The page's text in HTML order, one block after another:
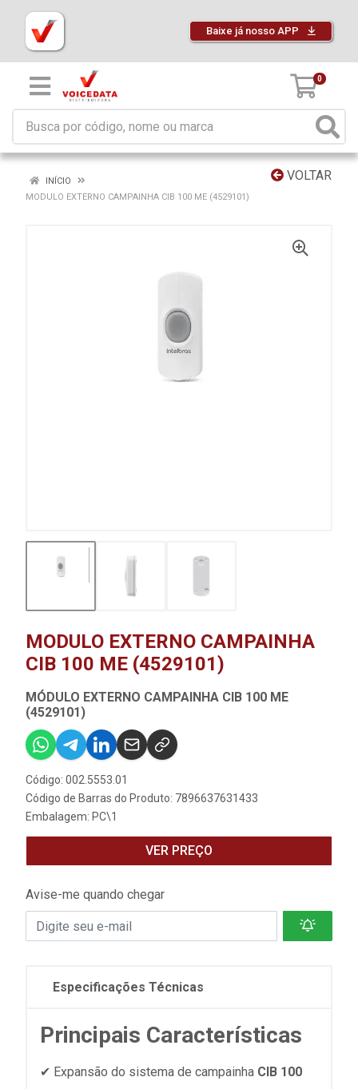
Baixe já nosso APP
0
VOLTAR
INÍCIO
MODULO EXTERNO CAMPAINHA CIB 100 ME (4529101)
MODULO EXTERNO CAMPAINHA
CIB 100 ME (4529101)
MÓDULO EXTERNO CAMPAINHA CIB 100 ME
(4529101)
Código: 002.5553.01
Código de Barras do Produto: 7896637631433
Embalagem: PC\1
VER PREÇO
Avise-me quando chegar
Especificações Técnicas
Principais Características
✔ Expansão do sistema de campainha CIB 100